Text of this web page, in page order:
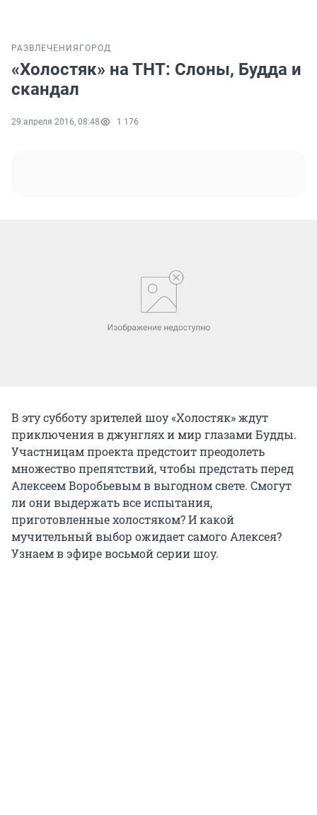
РАЗВЛЕЧЕНИЯ ГОРОД
«Холостяк» на ТНТ: Слоны, Будда и
скандал
29 апреля 2016, 08:48 1 176
В эту субботу зрителей шоу «Холостяк» ждут
приключения в джунглях и мир глазами Будды.
Участницам проекта предстоит преодолеть
множество препятствий, чтобы предстать перед
Алексеем Воробьевым в выгодном свете. Смогут
ли они выдержать все испытания,
приготовленные холостяком? И какой
мучительный выбор ожидает самого Алексея?
Узнаем в эфире восьмой серии шоу.